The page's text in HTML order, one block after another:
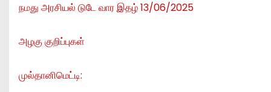
நமது அரசியல் டுடே வார இதழ் 13/06/2025
அழகு குறிப்புகள்
முல்தானிமெட்டி: